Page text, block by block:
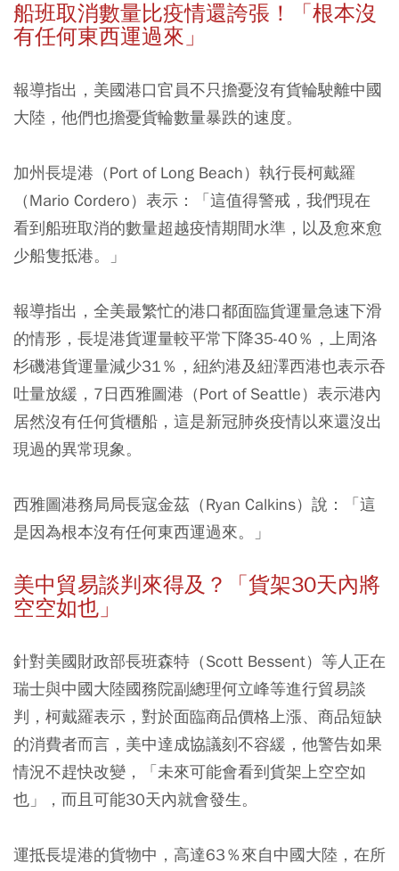
船班取消數量比疫情還誇張！「根本沒
有任何東西運過來」
報導指出，美國港口官員不只擔憂沒有貨輪駛離中國
大陸，他們也擔憂貨輪數量暴跌的速度。
加州長堤港（Port of Long Beach）執行長柯戴羅
（Mario Cordero）表示：
「這值得警戒，我們現在
看到船班取消的數量超越疫情期間水準，以及愈來愈
少船隻抵港。」
報導指出，全美最繁忙的港口都面臨貨運量急速下滑
的情形，長堤港貨運量較平常下降35-40％，上周洛
杉磯港貨運量減少31％，紐約港及紐澤西港也表示吞
吐量放緩， 7日西雅圖港（Port of Seattle）表示港內
居然沒有任何貨櫃船，這是新冠肺炎疫情以來還沒出
現過的異常現象。
西雅圖港務局局長寇金茲（Ryan Calkins）說：「這
是因為根本沒有任何東西運過來。」
美中貿易談判來得及？「貨架30天內將
空空如也」
針對美國財政部長班森特（Scott Bessent）等人正在
瑞士與中國大陸國務院副總理何立峰等進行貿易談
判，柯戴羅表示，對於面臨商品價格上漲、商品短缺
的消費者而言，美中達成協議刻不容緩，他警告如果
情況不趕快改變，「未來可能會看到貨架上空空如
也」，而且可能30天內就會發生。
運抵長堤港的貨物中，高達63％來自中國大陸，在所